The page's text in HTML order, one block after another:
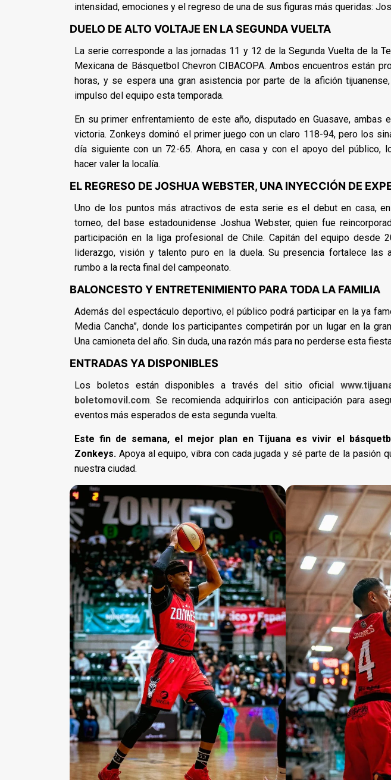
intensidad, emociones y el regreso de una de sus figuras más queridas:
DUELO DE ALTO VOLTAJE EN LA SEGUNDA VUELTA
La serie corresponde a las jornadas 11 y 12 de la Segunda Vuelta de la
Mexicana de Básquetbol Chevron CIBACOPA. Ambos encuentros están
horas, y se espera una gran asistencia por parte de la afición
impulso del equipo esta temporada.
En su primer enfrentamiento de este año, disputado en Guasave, ambas
victoria. Zonkeys dominó el primer juego con un claro 118-94, pero los
día siguiente con un 72-65. Ahora, en casa y con el apoyo del público,
hacer valer la localía.
EL REGRESO DE JOSHUA WEBSTER, UNA INYECCIÓN DE
Uno de los puntos más atractivos de esta serie es el debut en casa,
torneo, del base estadounidense Joshua Webster, quien fue
participación en la liga profesional de Chile. Capitán del equipo desde
liderazgo, visión y talento puro en la duela. Su presencia fortalece las
rumbo a la recta final del campeonato.
BALONCESTO Y ENTRETENIMIENTO PARA TODA LA FAMILIA
Además del espectáculo deportivo, el público podrá participar en la ya
Media Cancha”, donde los participantes competirán por un lugar en la
Una camioneta del año. Sin duda, una razón más para no perderse esta
ENTRADAS YA DISPONIBLES
Los boletos están disponibles a través del sitio oficial
boletomovil.com. Se recomienda adquirirlos con anticipación para
eventos más esperados de esta segunda vuelta.
Este fin de semana, el mejor plan en Tijuana es vivir el
Zonkeys. Apoya al equipo, vibra con cada jugada y sé parte de la pasión
nuestra ciudad.